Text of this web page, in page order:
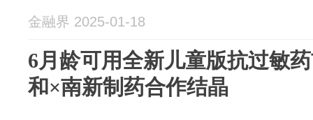
金融界 2025-01-18
6月龄可用全新儿童版抗过敏
和×南新制药合作结晶